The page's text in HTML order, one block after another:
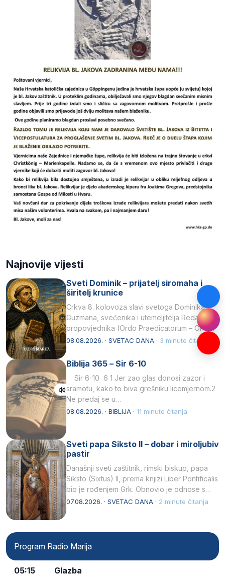
Najnovije vijesti
Sveti Dominik – prijatelj siromaha i
širitelj krunice
Crkva 8. kolovoza slavi svetoga Dominika
Guzmana, svećenika i utemeljitelja Reda
propovjednika (Ordo Praedicatorum – OP).
Svojim životom, dubokom ljubavlju prema
08.08.2026. · SVETAC DANA · 3 minute čitanja
Biblija 365 – Sir 6-10
Sir 6-10 6 1 Jer zao glas donosi zazor i
sramotu, kako to biva grešniku licemjernom.2
Ne predaj se u…
08.08.2026. · BIBLIJA · 11 minute čitanja
Sveti papa Siksto II – dobar i miroljubiv
pastir
Današnji sveti zaštitnik, rimski biskup, papa
Siksto (Sixtus) II, prema knjizi Liber Pontificalis
bio je rođenjem Grk. Obnovio je odnose s
afričkim…
07.08.2026. · SVETAC DANA · 2 minute čitanja
Program Radio Marija
05:15 Glazba